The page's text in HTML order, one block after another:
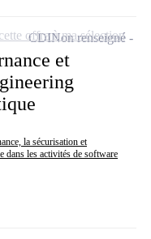
et
la sécurisation et
dans les activités de software
CDINon renseigné
offre à ma sélection